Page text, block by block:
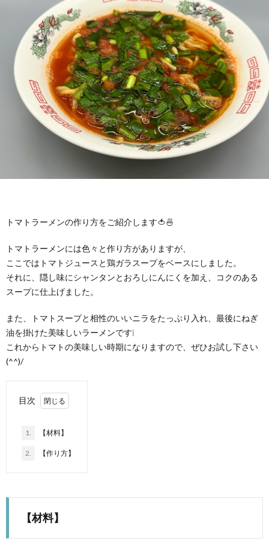
ー
ポ
リ
トマトラーメンの作り方をご紹介します🍅🍜
トマトラーメンには色々と作り方がありますが、
ここではトマトジュースと鶏ガラスープをベースにしました。
それに、隠し味にシャンタンとおろしにんにくを加え、コクのある
スープに仕上げました。
また、トマトスープと相性のいいニラをたっぷり入れ、最後にねぎ
油を掛けた美味しいラーメンです❕
これからトマトの美味しい時期になりますので、ぜひお試し下さい
(^^)/
目次
1. 【材料】
2. 【作り方】
【材料】